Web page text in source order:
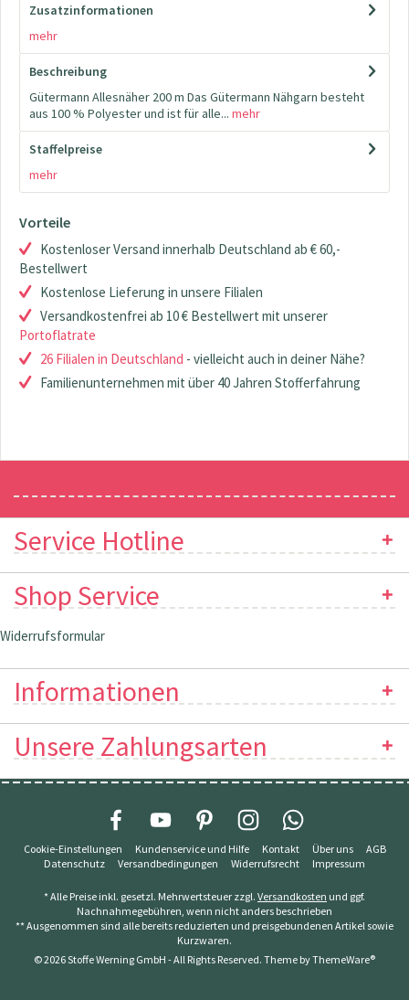
Zusatzinformationen
mehr
Beschreibung
Gütermann Allesnäher 200 m Das Gütermann Nähgarn besteht
aus 100 % Polyester und ist für alle... mehr
Staffelpreise
mehr
Vorteile
Kostenloser Versand innerhalb Deutschland ab € 60,-
Bestellwert
Kostenlose Lieferung in unsere Filialen
Versandkostenfrei ab 10 € Bestellwert mit unserer
Portoflatrate
26 Filialen in Deutschland - vielleicht auch in deiner Nähe?
Familienunternehmen mit über 40 Jahren Stofferfahrung
Service Hotline
Shop Service
Widerrufsformular
Informationen
Unsere Zahlungsarten
Cookie-Einstellungen Kundenservice und Hilfe Kontakt Über uns
AGB
Datenschutz
Versandbedingungen Widerrufsrecht Impressum
* Alle Preise inkl. gesetzl. Mehrwertsteuer zzgl. Versandkosten und ggf.
Nachnahmegebühren, wenn nicht anders beschrieben
** Ausgenommen sind alle bereits reduzierten und preisgebundenen Artikel sowie
Kurzwaren.
© 2026 Stoffe Werning GmbH - All Rights Reserved. Theme byThemeWare®